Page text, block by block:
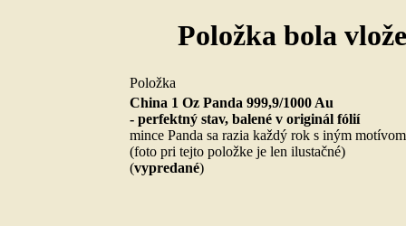
Položka bola
Položka
China 1 Oz Panda 999,9/1000 Au
- perfektný stav, balené v originál fólií
mince Panda sa razia každý rok s iným motívom
(foto pri tejto položke je len ilustačné)
(vypredané)